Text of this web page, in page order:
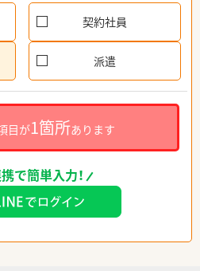
契約社員
派遣
目が1箇所あります
で簡単入力！